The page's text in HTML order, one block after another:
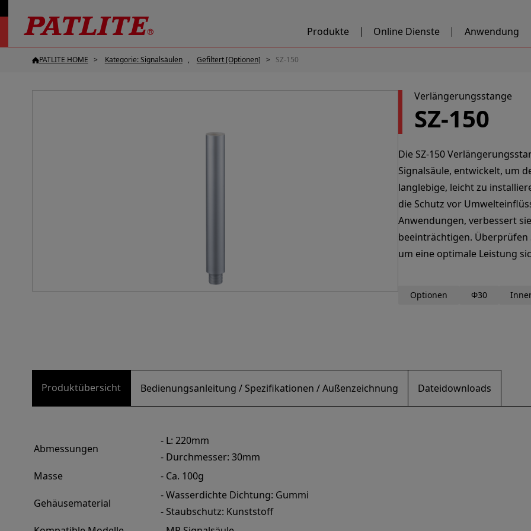
Produkte Online Dienste Anwendung
PATLITE HOME Kategorie: Signalsäulen Gefiltert [Optionen] SZ-150
Verlängerungsstange
SZ-150
Die SZ-150
Signalsäule, entwickelt, um
langlebige, leicht zu
die Schutz vor
Anwendungen, verbessert
beeinträchtigen.
um eine optimale Leistung
Optionen Φ30
Produktübersicht Bedienungsanleitung / Spezifikationen / Außenzeichnung Dateidownloads
Abmessungen
- L: 220mm
- Durchmesser: 30mm
Masse
- Ca. 100g
Gehäusematerial
- Wasserdichte Dichtung: Gummi
- Staubschutz: Kunststoff